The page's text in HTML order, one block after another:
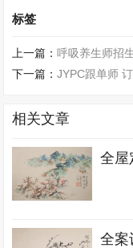
标签
上一篇：呼吸养生师招
下一篇：JYPC跟单师
相关文章
全屋
全案